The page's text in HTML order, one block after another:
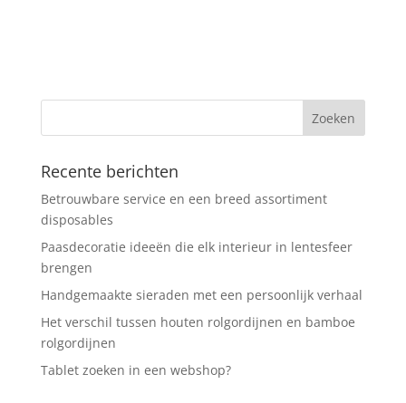
Recente berichten
Betrouwbare service en een breed assortiment
disposables
Paasdecoratie ideeën die elk interieur in lentesfeer
brengen
Handgemaakte sieraden met een persoonlijk verhaal
Het verschil tussen houten rolgordijnen en bamboe
rolgordijnen
Tablet zoeken in een webshop?